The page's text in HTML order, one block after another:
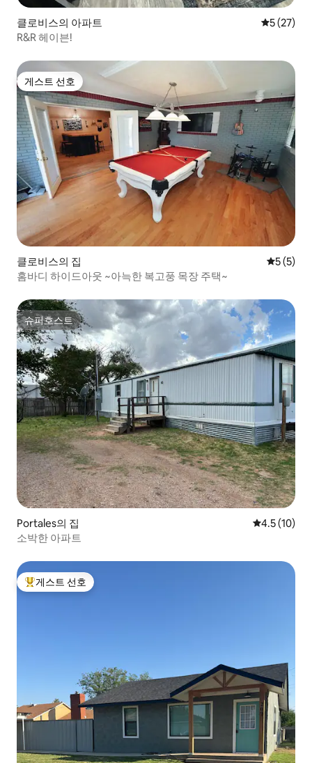
클로비스의 아파트 평점 5점
5 (27)
R&R 헤이븐!
게스트 선호
게스트 선호
클로비스의 집 평점 5점
5 (5)
홈바디 하이드아웃 ~아늑한 복고풍 목장 주택~
슈퍼호스트
슈퍼호스트
Portales의 집 평점 4.5점
4.5 (10)
소박한 아파트
상위 게스트 선호
게스트 선호